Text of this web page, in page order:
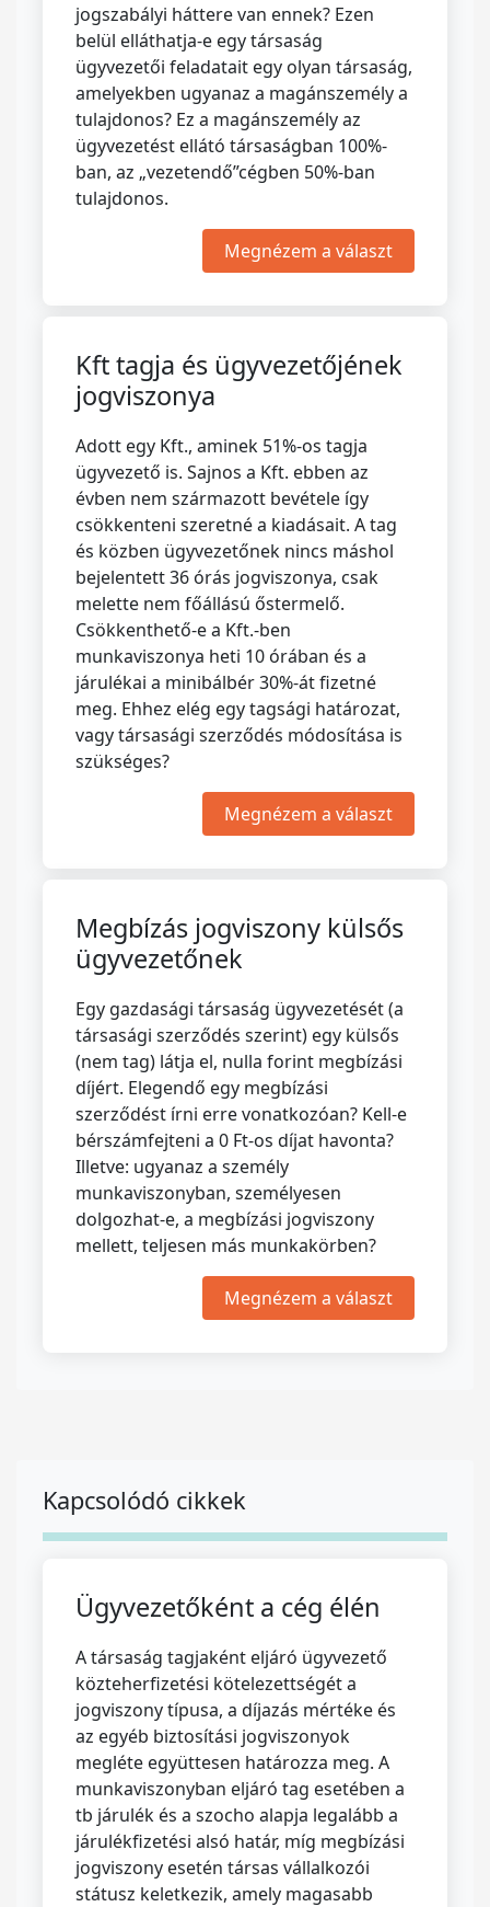
jogszabályi háttere van ennek? Ezen
belül elláthatja-e egy társaság
ügyvezetői feladatait egy olyan társaság,
amelyekben ugyanaz a magánszemély a
tulajdonos? Ez a magánszemély az
ügyvezetést ellátó társaságban 100%-
ban, az „vezetendő”cégben 50%-ban
tulajdonos.
Megnézem a választ
Kft tagja és ügyvezetőjének
jogviszonya
Adott egy Kft., aminek 51%-os tagja
ügyvezető is. Sajnos a Kft. ebben az
évben nem származott bevétele így
csökkenteni szeretné a kiadásait. A tag
és közben ügyvezetőnek nincs máshol
bejelentett 36 órás jogviszonya, csak
melette nem főállású őstermelő.
Csökkenthető-e a Kft.-ben
munkaviszonya heti 10 órában és a
járulékai a minibálbér 30%-át fizetné
meg. Ehhez elég egy tagsági határozat,
vagy társasági szerződés módosítása is
szükséges?
Megnézem a választ
Megbízás jogviszony külsős
ügyvezetőnek
Egy gazdasági társaság ügyvezetését (a
társasági szerződés szerint) egy külsős
(nem tag) látja el, nulla forint megbízási
díjért. Elegendő egy megbízási
szerződést írni erre vonatkozóan? Kell-e
bérszámfejteni a 0 Ft-os díjat havonta?
Illetve: ugyanaz a személy
munkaviszonyban, személyesen
dolgozhat-e, a megbízási jogviszony
mellett, teljesen más munkakörben?
Megnézem a választ
Kapcsolódó cikkek
Ügyvezetőként a cég élén
A társaság tagjaként eljáró ügyvezető
közteherfizetési kötelezettségét a
jogviszony típusa, a díjazás mértéke és
az egyéb biztosítási jogviszonyok
megléte együttesen határozza meg. A
munkaviszonyban eljáró tag esetében a
tb járulék és a szocho alapja legalább a
járulékfizetési alsó határ, míg megbízási
jogviszony esetén társas vállalkozói
státusz keletkezik, amely magasabb